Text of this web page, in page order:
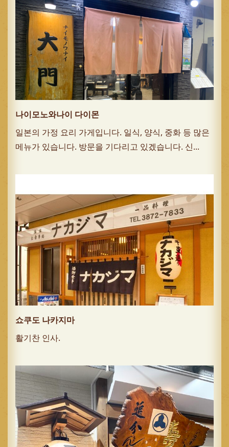
나이모노와나이 다이몬
일본의 가정 요리 가게입니다. 일식, 양식, 중화 등 많은
메뉴가 있습니다. 방문을 기다리고 있겠습니다. 신...
쇼쿠도 나카지마
활기찬 인사.